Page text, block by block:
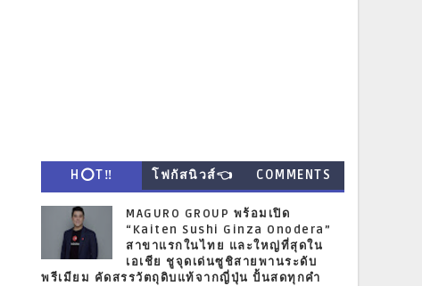
H⭕T‼ โฟกัสนิวส์👈 COMMENTS
MAGURO GROUP พร้อมเปิด
“Kaiten Sushi Ginza Onodera”
สาขาแรกในไทย และใหญ่ที่สุดใน
เอเชีย ชูจุดเด่นซูชิสายพานระดับ
พรีเมียม คัดสรรวัตถุดิบแท้จากญี่ปุ่น ปั้นสดทุกคำ